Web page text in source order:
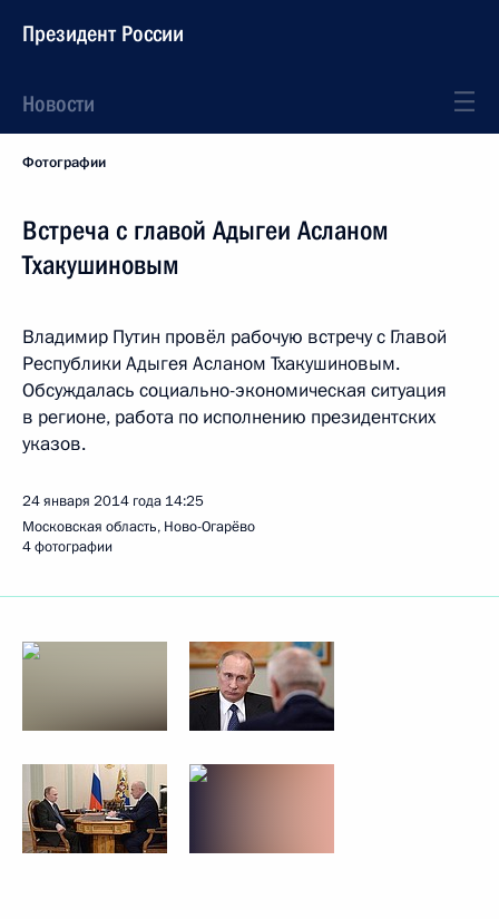
Президент России
Новости
Фотографии
Встреча с главой Адыгеи Асланом
Тхакушиновым
Владимир Путин провёл рабочую встречу с Главой
Республики Адыгея Асланом Тхакушиновым.
Обсуждалась социально-экономическая ситуация
в регионе, работа по исполнению президентских
указов.
24 января 2014 года 14:25
Московская область, Ново-Огарёво
4 фотографии